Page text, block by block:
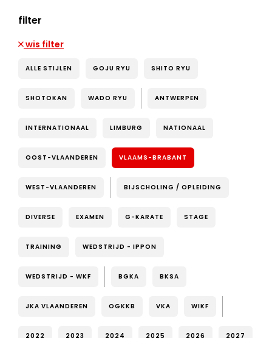
filter
wis filter
ALLE STIJLEN GOJU RYU SHITO RYU
SHOTOKAN WADO RYU ANTWERPEN
INTERNATIONAAL LIMBURG NATIONAAL
OOST-VLAANDEREN VLAAMS-BRABANT
WEST-VLAANDEREN BIJSCHOLING / OPLEIDING
DIVERSE EXAMEN G-KARATE STAGE
TRAINING WEDSTRIJD - IPPON
WEDSTRIJD - WKF BGKA BKSA
JKA VLAANDEREN OGKKB VKA WIKF
2022 2023 2024 2025 2026 2027